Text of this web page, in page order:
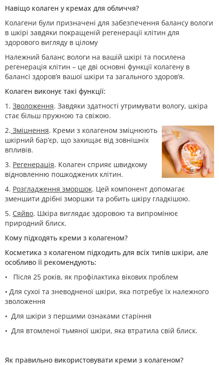
Навіщо колаген у кремах для обличчя?
Колагени були призначені для забезпечення балансу вологи
в шкірі завдяки покращеній регенерації клітин для
здорового вигляду в цілому
Належний баланс вологи на вашій шкірі та посилена
регенерація клітин – це дві основні функції колагену в
балансі здоров’я вашої шкіри та загального здоров’я.
Колаген виконує такі функції:
1. Зволоження. Завдяки здатності утримувати вологу, шкіра
стає більш пружною та свіжою.
2. Зміцнення. Креми з колагеном зміцнюють
шкірний бар’єр, що захищає від зовнішніх
впливів.
3. Регенерація. Колаген сприяє швидкому
відновленню пошкоджених клітин.
4. Розгладження зморшок. Цей компонент допомагає
зменшити дрібні зморшки та робить шкіру гладкішою.
5. Сяйво. Шкіра виглядає здоровою та випромінює
природний блиск.
Кому підходять креми з колагеном?
Косметика з колагеном підходить для всіх типів шкіри, але
особливо її рекомендують:
• Після 25 років, як профілактика вікових проблем
• Для сухої та зневодненої шкіри, яка потребує їх належного
зволоження
• Для шкіри з першими ознаками старіння
• Для втомленої тьмяної шкіри, яка втратила свій блиск.
Як правильно використовувати креми з колагеном?